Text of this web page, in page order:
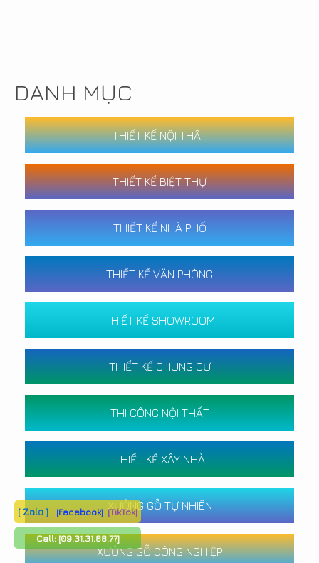
DANH MỤC
THIẾT KẾ NỘI THẤT
THIẾT KẾ BIỆT THỰ
THIẾT KẾ NHÀ PHỐ
THIẾT KẾ VĂN PHÒNG
THIẾT KẾ SHOWROOM
THIẾT KẾ CHUNG CƯ
THI CÔNG NỘI THẤT
THIẾT KẾ XÂY NHÀ
XƯỞNG GỖ TỰ NHIÊN
XƯỞNG GỖ CÔNG NGHIỆP
[ Zalo ] [Facebook] [TikTok]
Call: [09.31.31.88.77]